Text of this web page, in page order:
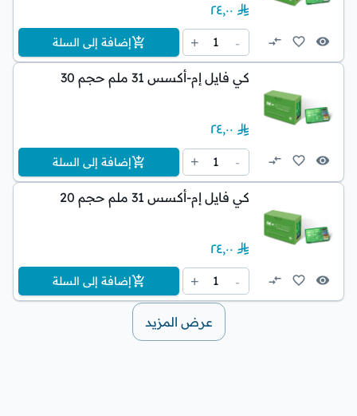
٢٤٫٠٠
-
1
+ إضافة إلى السلة
كي فايل إم-أكسس 31 ملم حجم 30
٢٤٫٠٠
-
1
+ إضافة إلى السلة
كي فايل إم-أكسس 31 ملم حجم 20
٢٤٫٠٠
-
1
+ إضافة إلى السلة
عرض المزيد